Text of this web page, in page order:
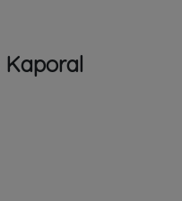
Kaporal